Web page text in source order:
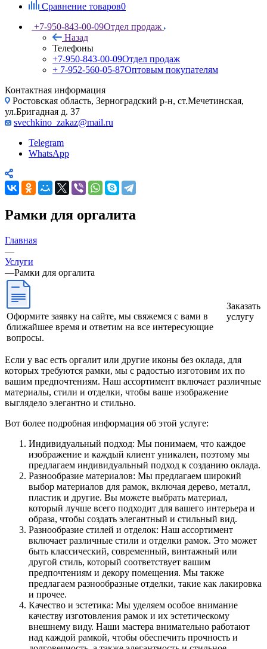
Сравнение товаров0
+7-950-843-00-09Отдел продаж
Назад
Телефоны
+7-950-843-00-09Отдел продаж
+ 7-952-560-05-87Оптовым покупателям
Контактная информация
Ростовская область, Зерноградский р-н, ст.Мечетинская,
ул.Бригадная д. 37
svechkino_zakaz@mail.ru
Telegram
WhatsApp
Рамки для оргалита
Главная
—
Услуги
—Рамки для оргалита
Оформите заявку на сайте, мы свяжемся с вами в
ближайшее время и ответим на все интересующие
вопросы.
Заказать
услугу
Если у вас есть оргалит или другие иконы без оклада, для
которых требуются рамки, мы с радостью изготовим их по
вашим предпочтениям. Наш ассортимент включает различные
материалы, стили и отделки, чтобы ваше изображение
выглядело элегантно и стильно.
Вот более подробная информация об этой услуге:
Индивидуальный подход: Мы понимаем, что каждое
изображение и каждый клиент уникален, поэтому мы
предлагаем индивидуальный подход к созданию оклада.
Разнообразие материалов: Мы предлагаем широкий
выбор материалов для рамок, включая дерево, металл,
пластик и другие. Вы можете выбрать материал,
который лучше всего подходит для вашего интерьера и
образа, чтобы создать элегантный и стильный вид.
Разнообразие стилей и отделок: Наш ассортимент
включает различные стили и отделки рамок. Это может
быть классический, современный, винтажный или
другой стиль, который соответствует вашим
предпочтениям и декору помещения. Мы также
предлагаем разнообразные отделки, такие как лакировка
и прочее.
Качество и эстетика: Мы уделяем особое внимание
качеству изготовления рамок и их эстетическому
внешнему виду. Наши мастера внимательно работают
над каждой рамкой, чтобы обеспечить прочность и